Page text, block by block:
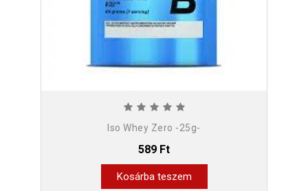
Iso Whey Zero -25g-
589 Ft
Kosárba teszem